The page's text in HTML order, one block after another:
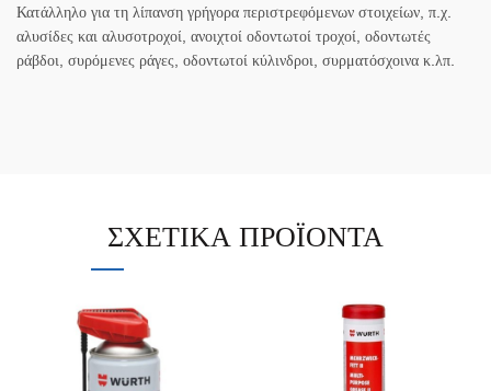
Κατάλληλο για τη λίπανση γρήγορα περιστρεφόμενων στοιχείων, π.χ.
αλυσίδες και αλυσοτροχοί, ανοιχτοί οδοντωτοί τροχοί, οδοντωτές
ράβδοι, συρόμενες ράγες, οδοντωτοί κύλινδροι, συρματόσχοινα κ.λπ.
ΣΧΕΤΙΚΆ ΠΡΟΪΌΝΤΑ